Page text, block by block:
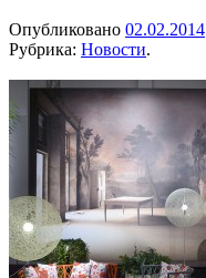
Опубликовано 02.02.2014
Рубрика: Новости.